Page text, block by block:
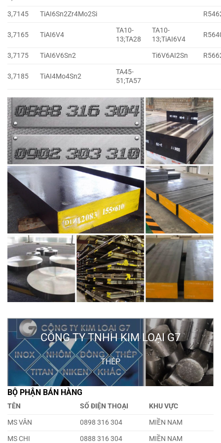
3,7145
TiAI6Sn2Zr4Mo2Si
3,7165 TiAI6V4
TA10-
13;TA28
TA10-
13;TiAI6V4
3,7175 TiAI6V6Sn2 Ti6V6AI2Sn
3,7185 TiAI4Mo4Sn2
TA45-
51;TA57
CÔNG TY TNHH KIM LOẠI G7
THÉP
BỘ PHẬN BÁN HÀNG
TÊN SỐ ĐIỆN THOẠI
KHU VỰC
MS VÂN
0898 316 304
MIỀN NAM
MS CHI
0888 316 304 MIỀN NAM